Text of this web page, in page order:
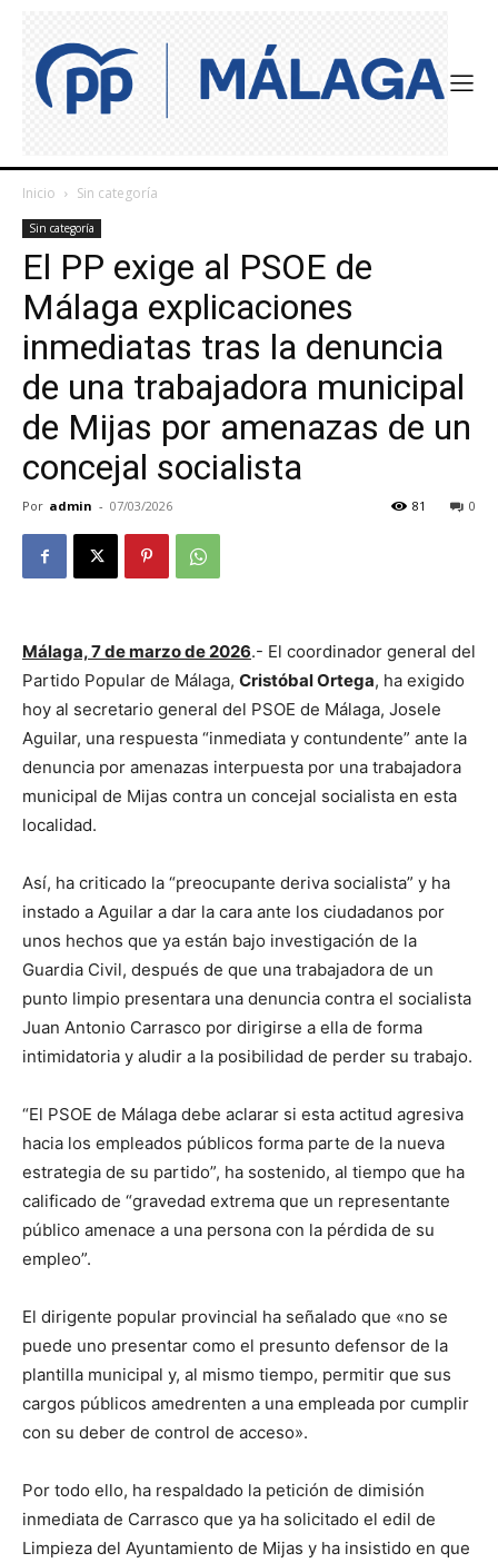
Inicio Sin categoría
Sin categoría
El PP exige al PSOE de
Málaga explicaciones
inmediatas tras la denuncia
de una trabajadora municipal
de Mijas por amenazas de un
concejal socialista
Por admin - 07/03/2026 0
81
Málaga, 7 de marzo de 2026.- El coordinador general del
Partido Popular de Málaga, Cristóbal Ortega, ha exigido
hoy al secretario general del PSOE de Málaga, Josele
Aguilar, una respuesta “inmediata y contundente” ante la
denuncia por amenazas interpuesta por una trabajadora
municipal de Mijas contra un concejal socialista en esta
localidad.
Así, ha criticado la “preocupante deriva socialista” y ha
instado a Aguilar a dar la cara ante los ciudadanos por
unos hechos que ya están bajo investigación de la
Guardia Civil, después de que una trabajadora de un
punto limpio presentara una denuncia contra el socialista
Juan Antonio Carrasco por dirigirse a ella de forma
intimidatoria y aludir a la posibilidad de perder su trabajo.
“El PSOE de Málaga debe aclarar si esta actitud agresiva
hacia los empleados públicos forma parte de la nueva
estrategia de su partido”, ha sostenido, al tiempo que ha
calificado de “gravedad extrema que un representante
público amenace a una persona con la pérdida de su
empleo”.
El dirigente popular provincial ha señalado que «no se
puede uno presentar como el presunto defensor de la
plantilla municipal y, al mismo tiempo, permitir que sus
cargos públicos amedrenten a una empleada por cumplir
con su deber de control de acceso».
Por todo ello, ha respaldado la petición de dimisión
inmediata de Carrasco que ya ha solicitado el edil de
Limpieza del Ayuntamiento de Mijas y ha insistido en que